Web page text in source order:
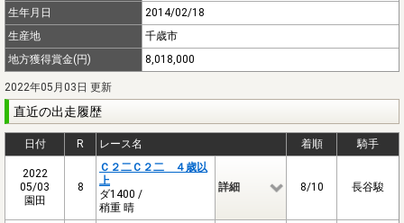
生年月日
2014/02/18
生産地
千歳市
地方獲得賞金(円)
8,018,000
2022年05月03日 更新
直近の出走履歴
日付 R レース名 着順 騎手
2022
05/03
園田
8
Ｃ２二Ｃ２二 ４歳以
上
ダ1400 /
稍重 晴
詳細 8/10 長谷駿